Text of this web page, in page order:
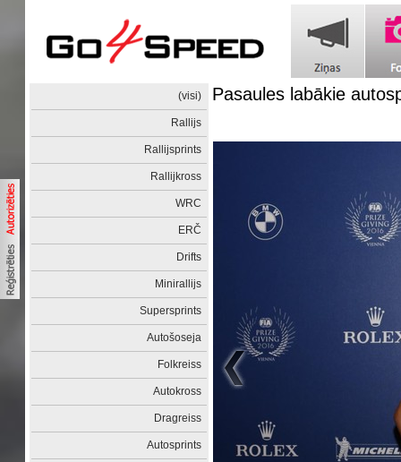
(visi)
Rallijs
Rallijsprints
Rallijkross
WRC
ERČ
Drifts
Minirallijs
Supersprints
Autošoseja
Folkreiss
Autokross
Dragreiss
Autosprints
Pasaules labākie